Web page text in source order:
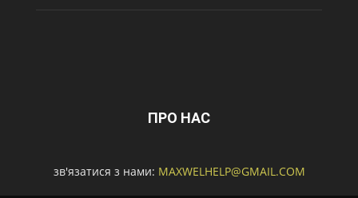
ПРО НАС
зв'язатися з нами: MAXWELHELP@GMAIL.COM